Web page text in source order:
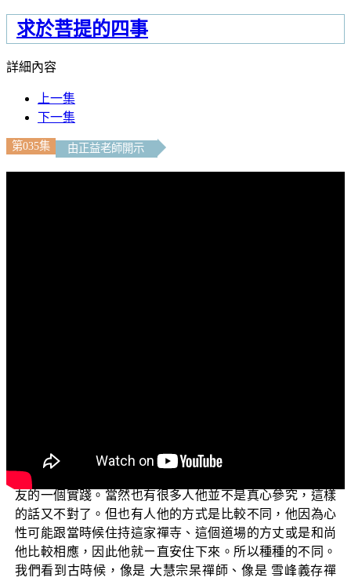
求於菩提的四事
詳細內容
上一集
下一集
第035集 由正益老師開示
個地方，繼續去參訪；而每到一個地方，他們也都會獲得
不一樣的知見，或是說不一樣的體會，這個就是要親近善
友的一個實踐。當然也有很多人他並不是真心參究，這樣
的話又不對了。但也有人他的方式是比較不同，他因為心
性可能跟當時候住持這家禪寺、這個道場的方丈或是和尚
他比較相應，因此他就ㄧ直安住下來。所以種種的不同。
我們看到古時候，像是 大慧宗杲禪師、像是 雪峰義存禪